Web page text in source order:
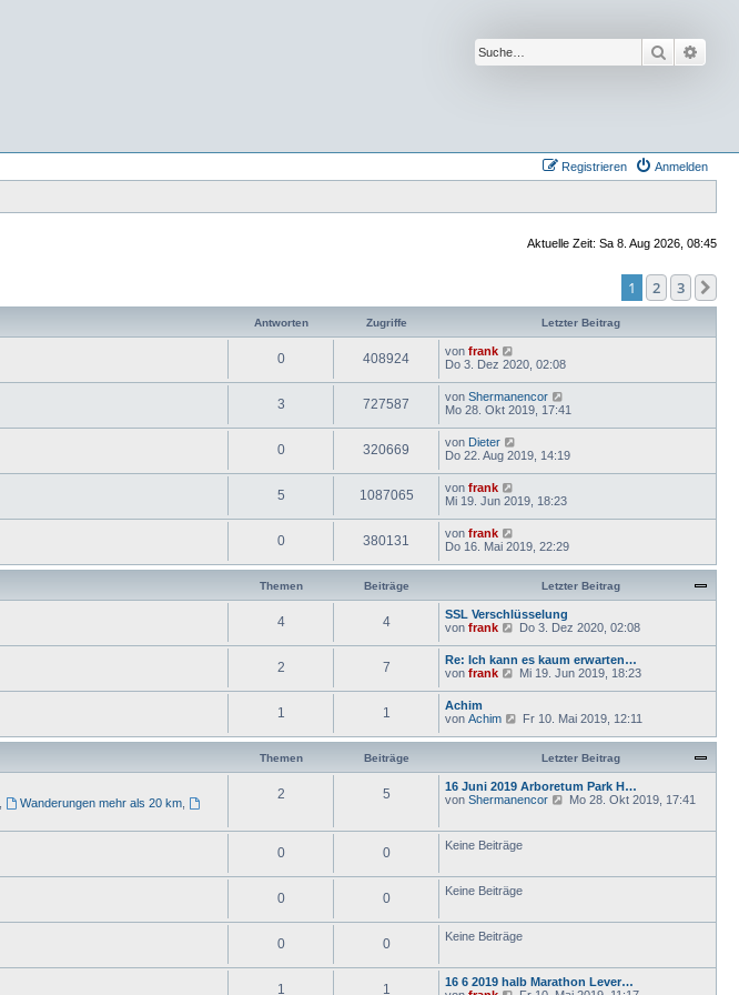
Suche
Anmelden
Registrieren
Aktuelle Zeit: Sa 8. Aug 2026, 08:45
1 2 3
Antworten Zugriffe Letzter Beitrag
0 408924 von frank
Do 3. Dez 2020, 02:08
3 727587 von Shermanencor
Mo 28. Okt 2019, 17:41
0 320669 von Dieter
Do 22. Aug 2019, 14:19
5 1087065 von frank
Mi 19. Jun 2019, 18:23
0 380131 von frank
Do 16. Mai 2019, 22:29
Themen Beiträge Letzter Beitrag
4 4
SSL Verschlüsselung
von frank
N
e
s
t
r
e
t
r
a
Do 3. Dez 2020, 02:08
2 7
Re: Ich kann es kaum erwarten…
von frank
N
e
s
t
e
i
r
a
Mi 19. Jun 2019, 18:23
1 1
Achim
von Achim
N
u
s
e
i
r
a
Fr 10. Mai 2019, 12:11
Themen Beiträge Letzter Beitrag
Wanderungen mehr als 20 km
2 5
16 Juni 2019 Arboretum Park H…
von Shermanencor
N
e
a
g
Mo 28. Okt 2019, 17:41
0 0 Keine Beiträge
0 0 Keine Beiträge
0 0 Keine Beiträge
1 1
16 6 2019 halb Marathon Lever…